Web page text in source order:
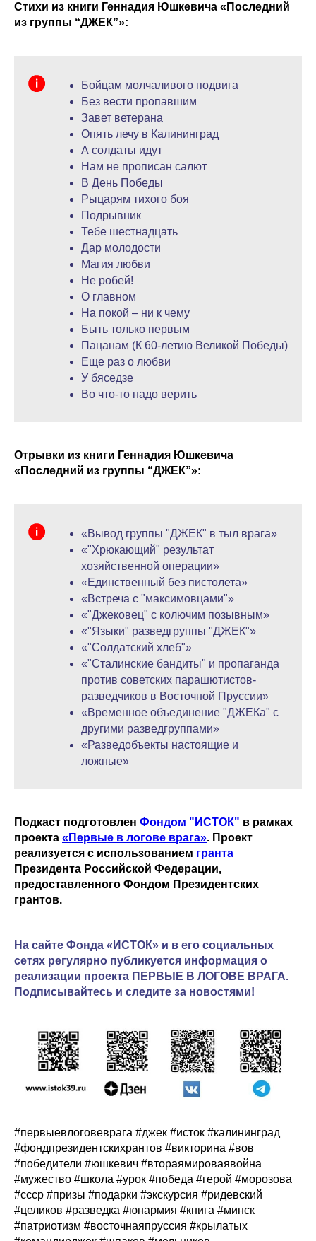
Стихи из книги Геннадия Юшкевича «Последний
из группы “ДЖЕК”»:
Бойцам молчаливого подвига
Без вести пропавшим
Завет ветерана
Опять лечу в Калининград
А солдаты идут
Нам не прописан салют
В День Победы
Рыцарям тихого боя
Подрывник
Тебе шестнадцать
Дар молодости
Магия любви
Не робей!
О главном
На покой – ни к чему
Быть только первым
Пацанам (К 60-летию Великой Победы)
Еще раз о любви
У бяседзе
Во что-то надо верить
Отрывки из книги Геннадия Юшкевича
«Последний из группы “ДЖЕК”»:
«Вывод группы "ДЖЕК" в тыл врага»
«"Хрюкающий" результат
хозяйственной операции»
«Единственный без пистолета»
«Встреча с "максимовцами"»
«"Джековец" с колючим позывным»
«"Языки" разведгруппы "ДЖЕК"»
«"Солдатский хлеб"»
«"Сталинские бандиты" и пропаганда
против советских парашютистов-
разведчиков в Восточной Пруссии»
«Временное объединение "ДЖЕКа" с
другими разведгруппами»
«Разведобъекты настоящие и
ложные»
Подкаст подготовлен Фондом "ИСТОК" в рамках
проекта «Первые в логове врага». Проект
реализуется с использованием гранта
Президента Российской Федерации,
предоставленного Фондом Президентских
грантов.
На сайте Фонда «ИСТОК» и в его социальных
сетях регулярно публикуется информация о
реализации проекта ПЕРВЫЕ В ЛОГОВЕ ВРАГА.
Подписывайтесь и следите за новостями!
#первыевлоговеврага #джек #исток #калининград
#фондпрезидентскихрантов #викторина #вов
#победители #юшкевич #втораямироваявойна
#мужество #школа #урок #победа #герой #морозова
#ссср #призы #подарки #экскурсия #ридевский
#целиков #разведка #юнармия #книга #минск
#патриотизм #восточнаяпруссия #крылатых